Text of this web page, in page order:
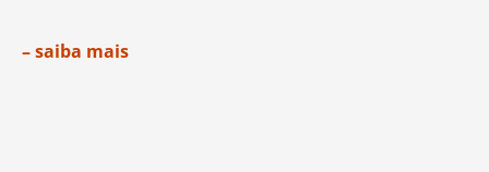
– saiba mais